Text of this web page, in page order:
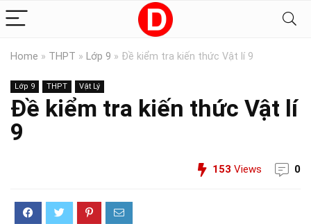
Home » THPT » Lớp 9 » Đề kiểm tra kiến thức Vật lí 9
Lớp 9 THPT Vật Lý
Đề kiểm tra kiến thức Vật lí
9
153 Views 0